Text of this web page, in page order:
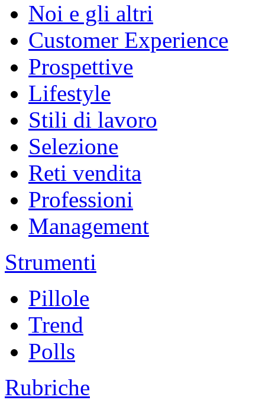
Noi e gli altri
Customer Experience
Prospettive
Lifestyle
Stili di lavoro
Selezione
Reti vendita
Professioni
Management
Strumenti
Pillole
Trend
Polls
Rubriche